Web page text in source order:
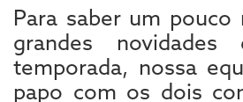
Para saber um pouco
grandes novidades
temporada, nossa
papo com os dois